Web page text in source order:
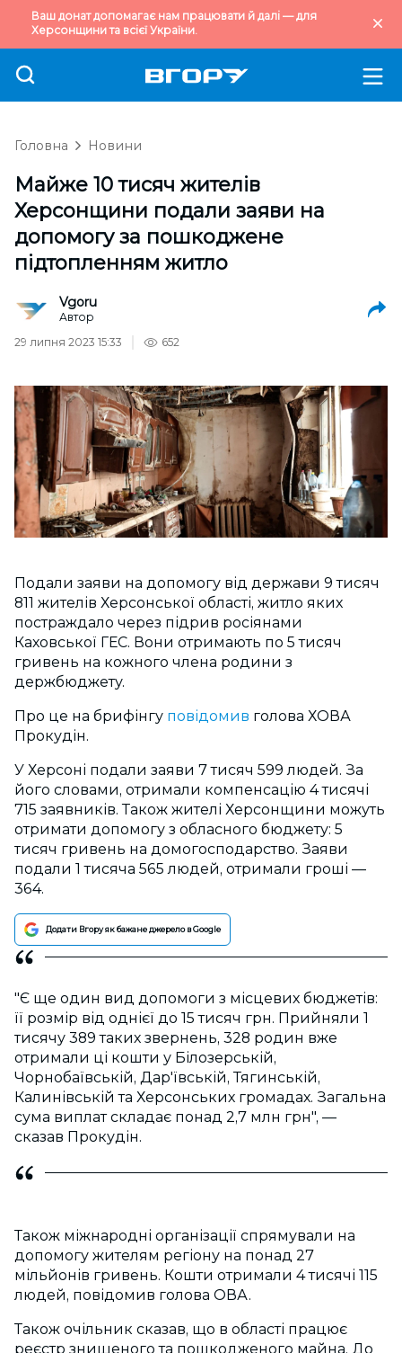
Ваш донат допомагає нам працювати й далі — для
Херсонщини та всієї України.
Головна Новини
Майже 10 тисяч жителів
Херсонщини подали заяви на
допомогу за пошкоджене
підтопленням житло
Vgoru
Автор
29 липня 2023 15:33
652
Подали заяви на допомогу від держави 9 тисяч
811 жителів Херсонської області, житло яких
постраждало через підрив росіянами
Каховської ГЕС. Вони отримають по 5 тисяч
гривень на кожного члена родини з
держбюджету.
Про це на брифінгу повідомив голова ХОВА
Прокудін.
У Херсоні подали заяви 7 тисяч 599 людей. За
його словами, отримали компенсацію 4 тисячі
715 заявників. Також жителі Херсонщини можуть
отримати допомогу з обласного бюджету: 5
тисяч гривень на домогосподарство. Заяви
подали 1 тисяча 565 людей, отримали гроші —
364.
Додати Вгору як бажане джерело в Google
"Є ще один вид допомоги з місцевих бюджетів:
її розмір від однієї до 15 тисяч грн. Прийняли 1
тисячу 389 таких звернень, 328 родин вже
отримали ці кошти у Білозерській,
Чорнобаївській, Дар'ївській, Тягинській,
Калинівській та Херсонських громадах. Загальна
сума виплат складає понад 2,7 млн грн", —
сказав Прокудін.
Також міжнародні організації спрямували на
допомогу жителям регіону на понад 27
мільйонів гривень. Кошти отримали 4 тисячі 115
людей, повідомив голова ОВА.
Також очільник сказав, що в області працює
реєстр знищеного та пошкодженого майна. До